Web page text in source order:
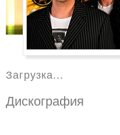
Загрузка...
Дискография